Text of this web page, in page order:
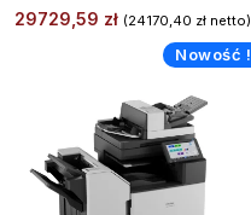
29729,59 zł (24170,40 złnetto)
Nowość !